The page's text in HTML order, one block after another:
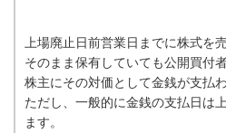
上場廃止日前営業日までに株式を
そのまま保有していても公開買付
株主にその対価として金銭が支払わ
ただし、一般的に金銭の支払日は
ます。